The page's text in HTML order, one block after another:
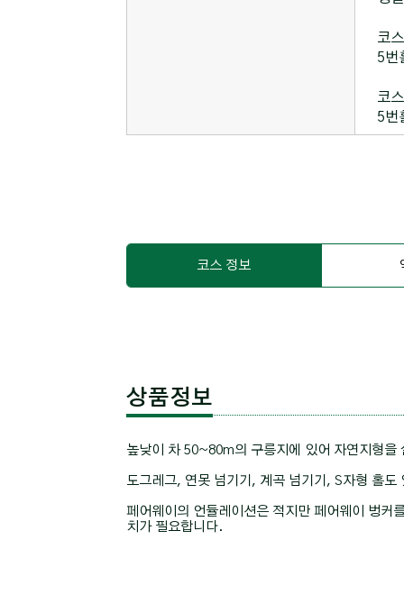
코
5번
코
5번
코스 정보
상품정보
높낮이 차 50~80m의 구릉지에 있어 자연지형을
도그레그, 연못 넘기기, 계곡 넘기기, S자형 홀도
페어웨이의 언듈레이션은 적지만 페어웨이 벙커
치가 필요합니다.